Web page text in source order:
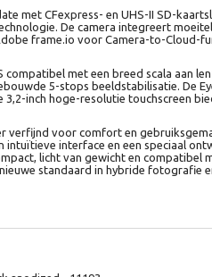
met CFexpress- en UHS-II SD-
De camera integreert
frame.io voor Camera-to-Cloud-
compatibel met een breed scala aan
5-stops beeldstabilisatie. De
3,2-inch hoge-resolutie touchscreen
verfijnd voor comfort en
intuïtieve interface en een speciaal
licht van gewicht en compatibel
nieuwe standaard in hybride fotografie